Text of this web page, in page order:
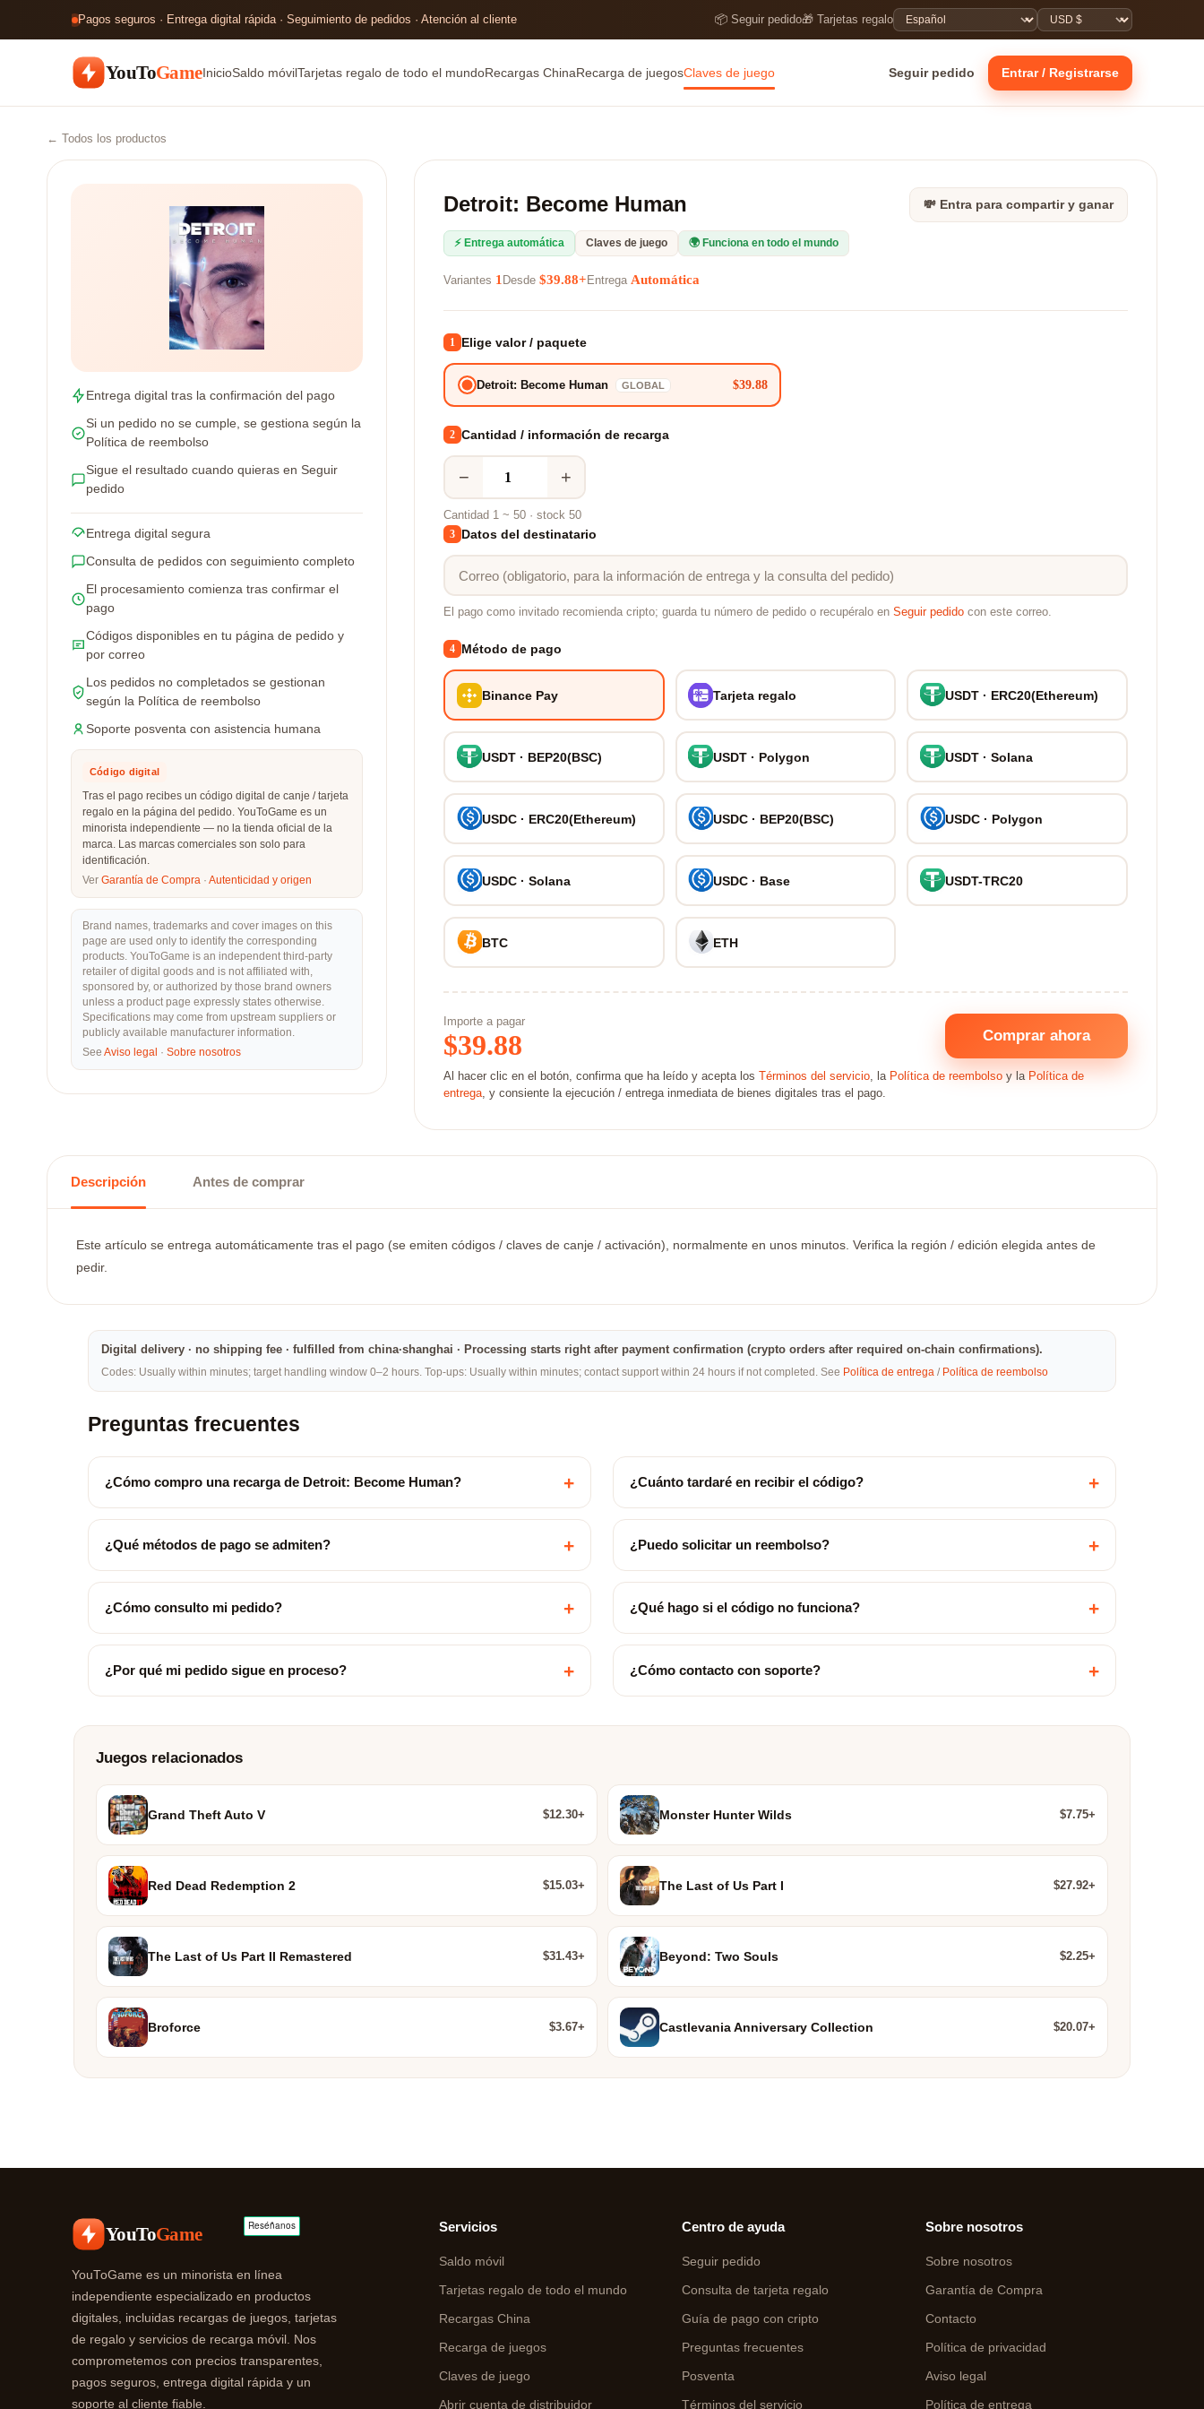
Pagos seguros · Entrega digital rápida · Seguimiento de pedidos · Atención al cliente 📦 Seguir pedido🎁 Tarjetas regalo
YouToGameInicioSaldo móvilTarjetas regalo de todo el mundoRecargas ChinaRecarga de juegosClaves de juego Seguir pedido Entrar / Registrarse
← Todos los productos
Entrega digital tras la confirmación del pago
Si un pedido no se cumple, se gestiona según la
Política de reembolso
Sigue el resultado cuando quieras en Seguir
pedido
Entrega digital segura
Consulta de pedidos con seguimiento completo
El procesamiento comienza tras confirmar el
pago
Códigos disponibles en tu página de pedido y
por correo
Los pedidos no completados se gestionan
según la Política de reembolso
Soporte posventa con asistencia humana
Código digital
Tras el pago recibes un código digital de canje / tarjeta
regalo en la página del pedido. YouToGame es un
minorista independiente — no la tienda oficial de la
marca. Las marcas comerciales son solo para
identificación.
Ver Garantía de Compra · Autenticidad y origen
Brand names, trademarks and cover images on this
page are used only to identify the corresponding
products. YouToGame is an independent third-party
retailer of digital goods and is not affiliated with,
sponsored by, or authorized by those brand owners
unless a product page expressly states otherwise.
Specifications may come from upstream suppliers or
publicly available manufacturer information.
See Aviso legal · Sobre nosotros
💸 Entra para compartir y ganar
Detroit: Become Human
⚡ Entrega automática Claves de juego 🌍 Funciona en todo el mundo
Variantes 1 Desde $39.88+ Entrega Automática
1 Elige valor / paquete
Detroit: Become Human GLOBAL $39.88
2 Cantidad / información de recarga
− +
Cantidad 1 ~ 50 · stock 50
3 Datos del destinatario
El pago como invitado recomienda cripto; guarda tu número de pedido o recupéralo en Seguir pedido con este correo.
4 Método de pago
Binance Pay Tarjeta regalo USDT · ERC20(Ethereum)
USDT · BEP20(BSC) USDT · Polygon USDT · Solana
USDC · ERC20(Ethereum) USDC · BEP20(BSC) USDC · Polygon
USDC · Solana USDC · Base USDT-TRC20
BTC ETH
Importe a pagar
$39.88 Comprar ahora
Al hacer clic en el botón, confirma que ha leído y acepta los Términos del servicio, la Política de reembolso y la Política de
entrega, y consiente la ejecución / entrega inmediata de bienes digitales tras el pago.
Descripción Antes de comprar
Este artículo se entrega automáticamente tras el pago (se emiten códigos / claves de canje / activación), normalmente en unos minutos. Verifica la región / edición elegida antes de
pedir.
Digital delivery · no shipping fee · fulfilled from china·shanghai · Processing starts right after payment confirmation (crypto orders after required on-chain confirmations).
Codes: Usually within minutes; target handling window 0–2 hours. Top-ups: Usually within minutes; contact support within 24 hours if not completed. See Política de entrega / Política de reembolso
Preguntas frecuentes
¿Cómo compro una recarga de Detroit: Become Human? + ¿Cuánto tardaré en recibir el código? +
¿Qué métodos de pago se admiten? + ¿Puedo solicitar un reembolso? +
¿Cómo consulto mi pedido? + ¿Qué hago si el código no funciona? +
¿Por qué mi pedido sigue en proceso? + ¿Cómo contacto con soporte? +
Juegos relacionados
Grand Theft Auto V $12.30+ Monster Hunter Wilds $7.75+
Red Dead Redemption 2 $15.03+ The Last of Us Part I $27.92+
The Last of Us Part II Remastered $31.43+ Beyond: Two Souls $2.25+
Broforce $3.67+ Castlevania Anniversary Collection $20.07+
YouToGame
YouToGame es un minorista en línea
independiente especializado en productos
digitales, incluidas recargas de juegos, tarjetas
de regalo y servicios de recarga móvil. Nos
comprometemos con precios transparentes,
pagos seguros, entrega digital rápida y un
soporte al cliente fiable.
Servicios
Saldo móvil
Tarjetas regalo de todo el mundo
Recargas China
Recarga de juegos
Claves de juego
Abrir cuenta de distribuidor
Centro de ayuda
Seguir pedido
Consulta de tarjeta regalo
Guía de pago con cripto
Preguntas frecuentes
Posventa
Términos del servicio
Sobre nosotros
Sobre nosotros
Garantía de Compra
Contacto
Política de privacidad
Aviso legal
Política de entrega